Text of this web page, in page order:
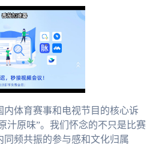
内体育赛事和电视节目的核心诉
汁原味”。我们怀念的不只是比赛
同频共振的参与感和文化归属